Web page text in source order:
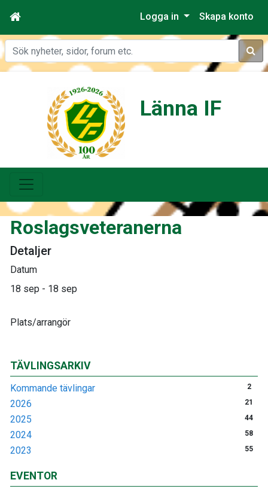
Logga in Skapa konto
Sök
Länna IF
TÄVLINGSARKIV
Kommande tävlingar 2
2026 21
2025 44
2024 58
2023 55
EVENTOR
Roslagsveteranerna
Detaljer
Datum
18 sep - 18 sep
Plats/arrangör